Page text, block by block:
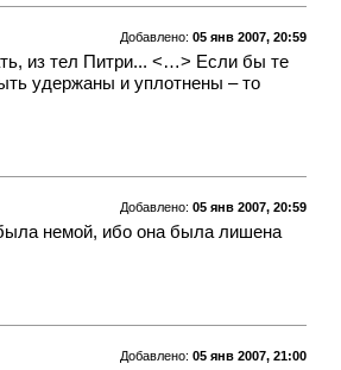
Добавлено: 05 янв 2007, 20:59
из тел Питри... <…> Если бы те
удержаны и уплотнены – то
Добавлено: 05 янв 2007, 20:59
немой, ибо она была лишена
Добавлено: 05 янв 2007, 21:00